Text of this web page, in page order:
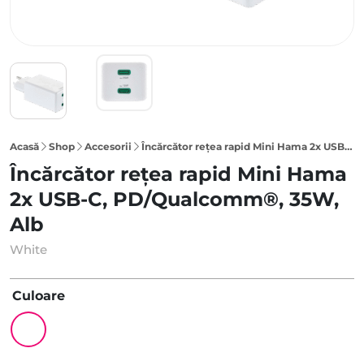
Acasă Shop Accesorii Încărcător rețea rapid Mini Hama 2x USB-C, PD/Qualcomm®, 35W, Alb
Încărcător rețea rapid Mini Hama
2x USB-C, PD/Qualcomm®, 35W,
Alb
White
Culoare